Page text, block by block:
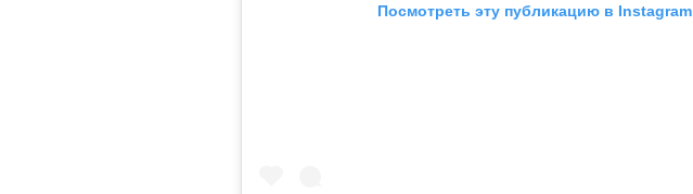
Посмотреть эту публикацию в Instagram